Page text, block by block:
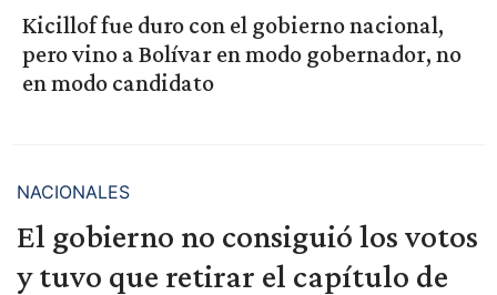
Kicillof fue duro con el gobierno nacional,
pero vino a Bolívar en modo gobernador, no
en modo candidato
NACIONALES
El gobierno no consiguió los votos
y tuvo que retirar el capítulo de